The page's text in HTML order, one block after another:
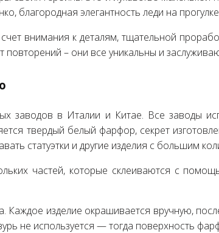
благородная элегантность леди на
внимания к деталям, тщательной
– они все уникальны и
заводов в Италии и Китае. Все заводы
твердый белый фарфор, секрет
статуэтки и другие изделия с большим
частей, которые склеиваются с
изделие окрашивается вручную,
не используется — тогда поверхность